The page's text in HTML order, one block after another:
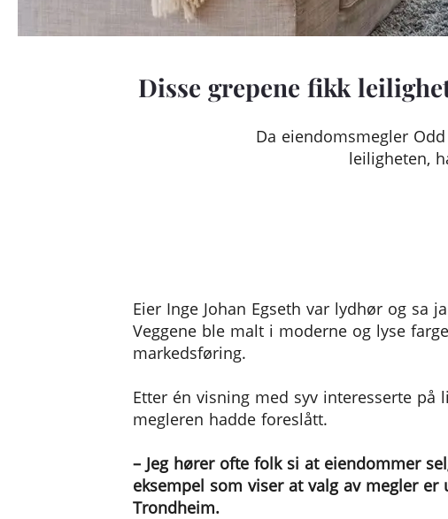
Disse grepene fikk
Da eiendomsmegler
leiligheten,
Eier Inge Johan Egseth var lydhør og
Veggene ble malt i moderne og lyse
markedsføring.
Etter én visning med syv interesserte
megleren hadde foreslått.
– Jeg hører ofte folk si at eiendommer
eksempel som viser at valg av megler
Trondheim.